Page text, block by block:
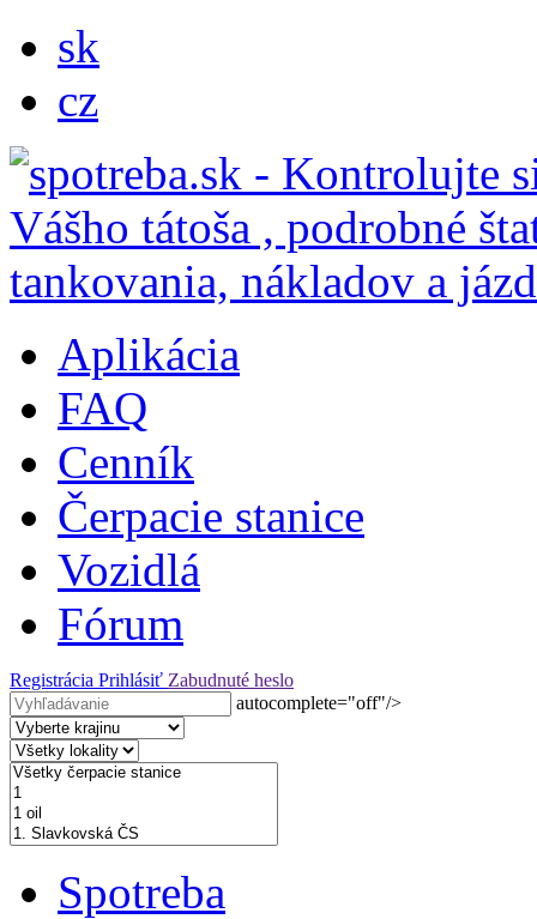
sk
cz
Aplikácia
FAQ
Cenník
Čerpacie stanice
Vozidlá
Fórum
Registrácia Prihlásiť Zabudnuté heslo
autocomplete="off"/>
Spotreba